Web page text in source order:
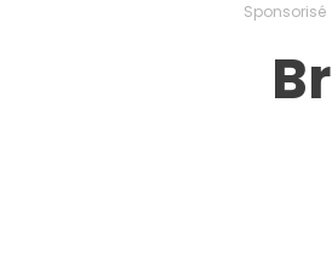
Sponsorisé